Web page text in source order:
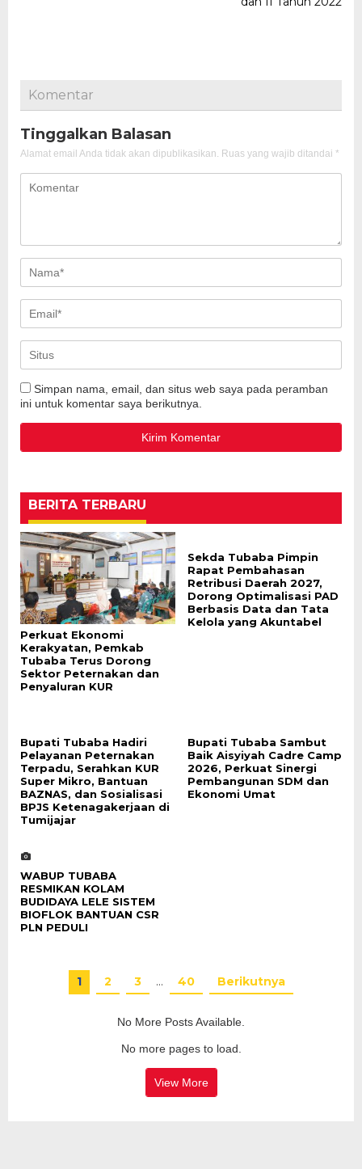
Komentar
Tinggalkan Balasan
Alamat email Anda tidak akan dipublikasikan. Ruas yang wajib ditandai *
Simpan nama, email, dan situs web saya pada peramban
ini untuk komentar saya berikutnya.
BERITA TERBARU
Perkuat Ekonomi
Kerakyatan, Pemkab
Tubaba Terus Dorong
Sektor Peternakan dan
Penyaluran KUR
Sekda Tubaba Pimpin
Rapat Pembahasan
Retribusi Daerah 2027,
Dorong Optimalisasi PAD
Berbasis Data dan Tata
Kelola yang Akuntabel
Bupati Tubaba Hadiri
Pelayanan Peternakan
Terpadu, Serahkan KUR
Super Mikro, Bantuan
BAZNAS, dan Sosialisasi
BPJS Ketenagakerjaan di
Tumijajar
Bupati Tubaba Sambut
Baik Aisyiyah Cadre Camp
2026, Perkuat Sinergi
Pembangunan SDM dan
Ekonomi Umat
WABUP TUBABA
RESMIKAN KOLAM
BUDIDAYA LELE SISTEM
BIOFLOK BANTUAN CSR
PLN PEDULI
1 2 3 … 40 Berikutnya
No More Posts Available.
No more pages to load.
View More